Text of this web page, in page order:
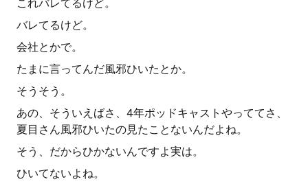
これバレてるけど。
バレてるけど。
会社とかで。
たまに言ってんだ風邪ひいたとか。
そうそう。
あの、そういえばさ、4年ポッドキャストやっててさ、
夏目さん風邪ひいたの見たことないんだよね。
そう、だからひかないんですよ実は。
ひいてないよね。